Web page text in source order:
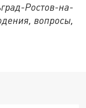
Ростов-на-
вопросы,